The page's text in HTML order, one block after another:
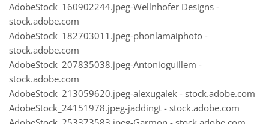
AdobeStock_160902244.jpeg-Wellnhofer Designs -
stock.adobe.com
AdobeStock_182703011.jpeg-phonlamaiphoto -
stock.adobe.com
AdobeStock_207835038.jpeg-Antonioguillem -
stock.adobe.com
AdobeStock_213059620.jpeg-alexugalek - stock.adobe.com
AdobeStock_24151978.jpeg-jaddingt - stock.adobe.com